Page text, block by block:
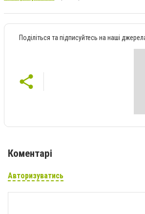
Поділіться та підписуйтесь на наші
Коментарі
Авторизуватись